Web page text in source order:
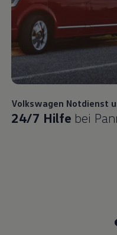
Volkswagen Notdienst
24/7 Hilfe bei